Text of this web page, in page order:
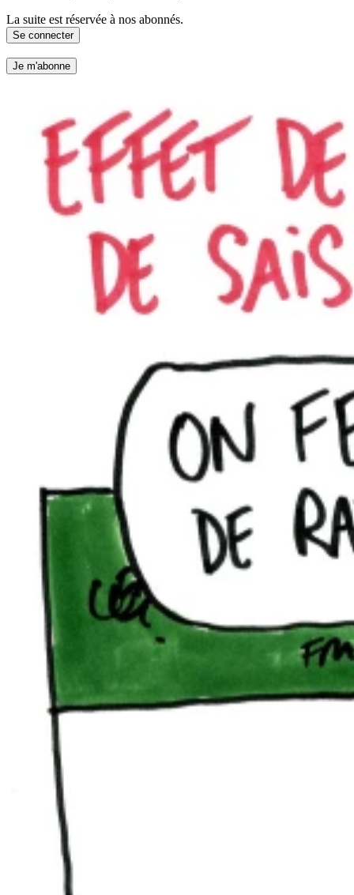
La suite est réservée à nos abonnés.
Se connecter
Je m'abonne